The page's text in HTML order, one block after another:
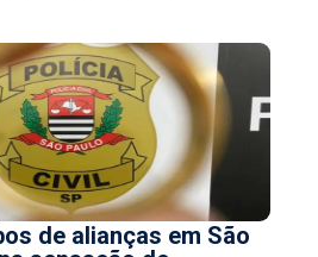
de alianças em São